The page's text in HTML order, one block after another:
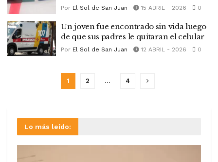
Por El Sol de San Juan 15 ABRIL - 2026 0
Un joven fue encontrado sin vida luego
de que sus padres le quitaran el celular
Por El Sol de San Juan 12 ABRIL - 2026 0
1 2 … 4
Lo más leído: